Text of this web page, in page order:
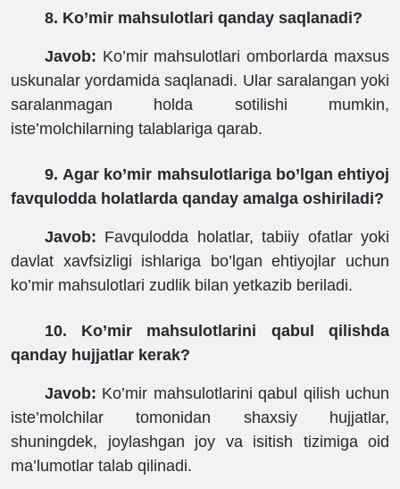
8. Ko’mir mahsulotlari qanday saqlanadi?
Javob: Ko’mir mahsulotlari omborlarda maxsus
uskunalar yordamida saqlanadi. Ular saralangan yoki
saralanmagan holda sotilishi mumkin,
iste’molchilarning talablariga qarab.
9. Agar ko’mir mahsulotlariga bo’lgan ehtiyoj
favqulodda holatlarda qanday amalga oshiriladi?
Javob: Favqulodda holatlar, tabiiy ofatlar yoki
davlat xavfsizligi ishlariga bo’lgan ehtiyojlar uchun
ko’mir mahsulotlari zudlik bilan yetkazib beriladi.
10. Ko’mir mahsulotlarini qabul qilishda
qanday hujjatlar kerak?
Javob: Ko’mir mahsulotlarini qabul qilish uchun
iste’molchilar tomonidan shaxsiy hujjatlar,
shuningdek, joylashgan joy va isitish tizimiga oid
ma’lumotlar talab qilinadi.